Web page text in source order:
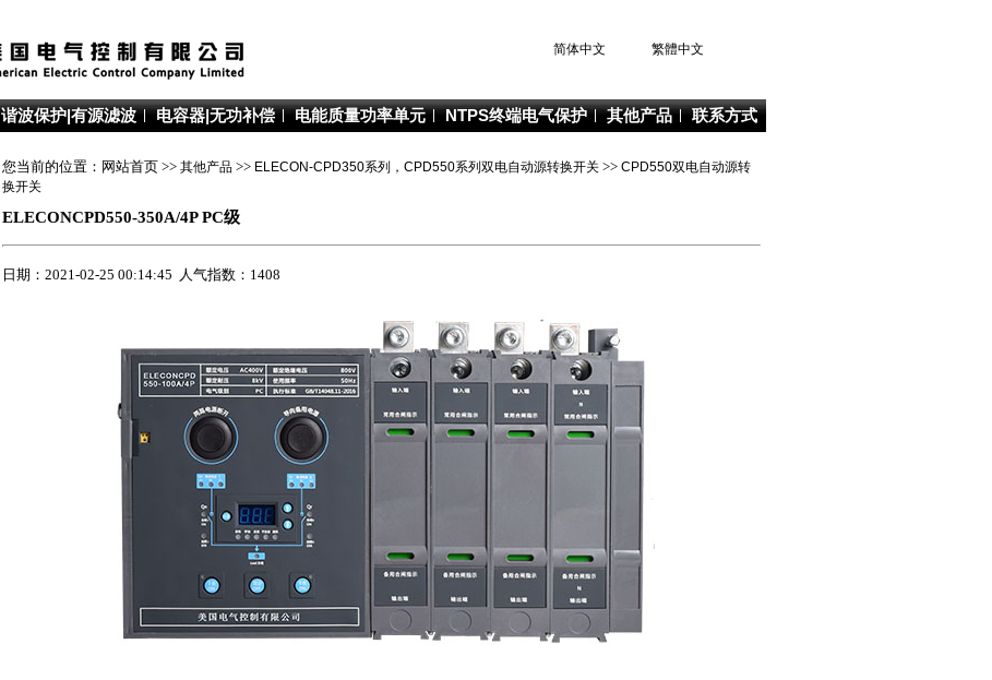
简体中文 繁體中文
谐波保护|有源滤波 电容器|无功补偿 电能质量功率单元 NTPS终端电气保护 其他产品 联系方式
您当前的位置：网站首页 >> 其他产品 >> ELECON-CPD350系列，CPD550系列双电自动源转换开关 >> CPD550双电自动源转
换开关
ELECONCPD550-350A/4P PC级
日期：2021-02-25 00:14:45 人气指数：1408